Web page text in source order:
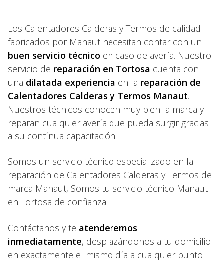
Los Calentadores Calderas y Termos de calidad
fabricados por Manaut necesitan contar con un
buen servicio técnico en caso de avería. Nuestro
servicio de reparación en Tortosa cuenta con
una dilatada experiencia en la reparación de
Calentadores Calderas y Termos Manaut.
Nuestros técnicos conocen muy bien la marca y
reparan cualquier avería que pueda surgir gracias
a su contínua capacitación.
Somos un servicio técnico especializado en la
reparación de Calentadores Calderas y Termos de
marca Manaut, Somos tu servicio técnico Manaut
en Tortosa de confianza.
Contáctanos y te atenderemos
inmediatamente, desplazándonos a tu domicilio
en exactamente el mismo día a cualquier punto